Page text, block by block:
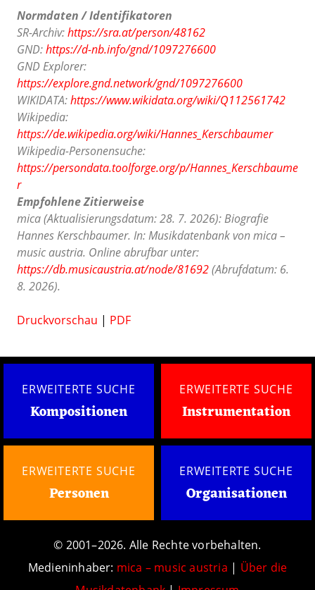
Normdaten / Identifikatoren
SR-Archiv:https://sra.at/person/48162
GND:https://d-nb.info/gnd/1097276600
GND Explorer:
https://explore.gnd.network/gnd/1097276600
WIKIDATA:https://www.wikidata.org/wiki/Q112561742
Wikipedia:
https://de.wikipedia.org/wiki/Hannes_Kerschbaumer
Wikipedia-Personensuche:
https://persondata.toolforge.org/p/Hannes_Kerschbaume
r
Empfohlene Zitierweise
mica (Aktualisierungsdatum: 28. 7. 2026): Biografie
Hannes Kerschbaumer. In: Musikdatenbank von mica –
music austria. Online abrufbar unter:
https://db.musicaustria.at/node/81692(Abrufdatum: 6.
8. 2026).
Druckvorschau | PDF
ERWEITERTE SUCHE
Kompositionen
ERWEITERTE SUCHE
Instrumentation
ERWEITERTE SUCHE
Personen
ERWEITERTE SUCHE
Organisationen
© 2001–2026. Alle Rechte vorbehalten.
Medieninhaber: mica – music austria | Über die